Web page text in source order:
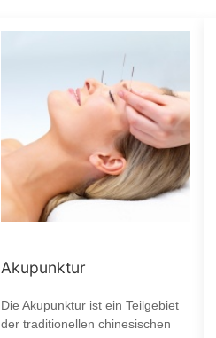
Akupunktur
Die Akupunktur ist ein Teilgebiet
der traditionellen chinesischen